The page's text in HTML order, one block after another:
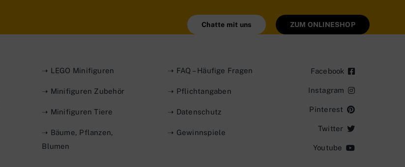
Chatte mit uns ZUM ONLINESHOP
➝ LEGO Minifiguren
➝ Minifiguren Zubehör
➝ Minifiguren Tiere
➝ Bäume, Pflanzen,
Blumen
➝ FAQ – Häufige Fragen
➝ Pflichtangaben
➝ Datenschutz
➝ Gewinnspiele
Facebook
Instagram
Pinterest
Twitter
Youtube